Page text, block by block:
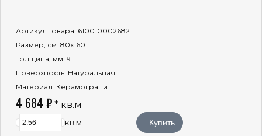
Артикул товара: 610010002682
Размер, см: 80x160
Толщина, мм: 9
Поверхность: Натуральная
Материал: Керамогранит
4 684 ₽ * кв.м
кв.м Купить